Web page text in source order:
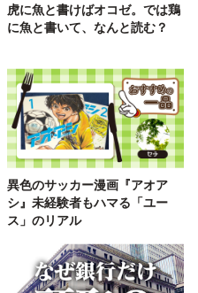
虎に魚と書けばオコゼ。では鶏
に魚と書いて、なんと読む？
異色のサッカー漫画『アオア
シ』未経験者もハマる「ユー
ス」のリアル